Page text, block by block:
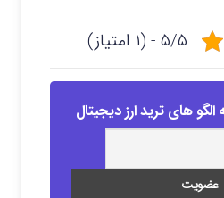
۵/۵ - (۱ امتیاز)
الگو های ترید ارز دیجیتال